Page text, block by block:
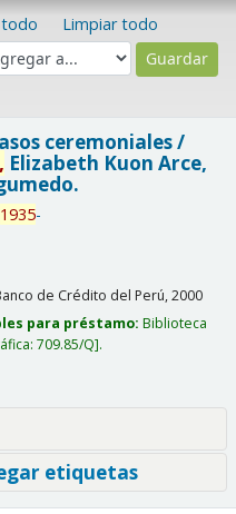
todo
Limpiar todo
ceremoniales /
Elizabeth Kuon Arce,
1935-
de Crédito del Perú,2000
para préstamo: Biblioteca
709.85/Q .
etiquetas